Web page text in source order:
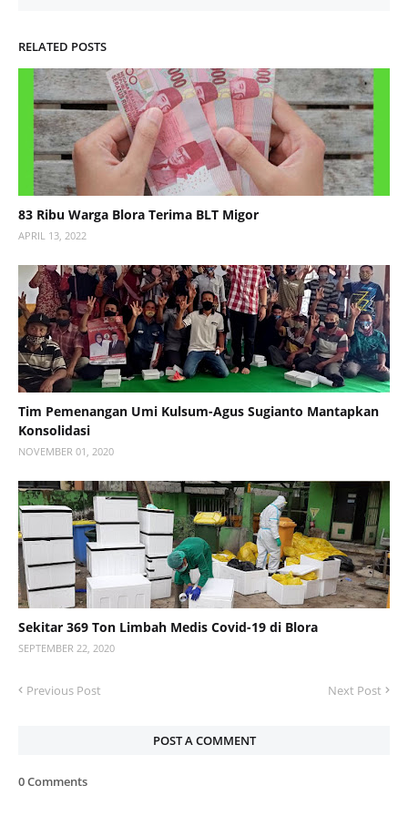
RELATED POSTS
83 Ribu Warga Blora Terima BLT Migor
APRIL 13, 2022
Tim Pemenangan Umi Kulsum-Agus Sugianto Mantapkan
Konsolidasi
NOVEMBER 01, 2020
Sekitar 369 Ton Limbah Medis Covid-19 di Blora
SEPTEMBER 22, 2020
Previous Post Next Post
POST A COMMENT
0 Comments